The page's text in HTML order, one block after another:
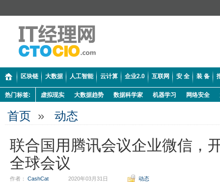
区块链 大数据 人工智能 云计算 企业2.0 互联网 安 全 装 备
热门标签: 虚拟现实 大数据趋势 数据科学家 机器学习 网络安全
首页 » 动态
联合国用腾讯会议企业微信，
全球会议
作者： CashCat 2020年03月31日 动态